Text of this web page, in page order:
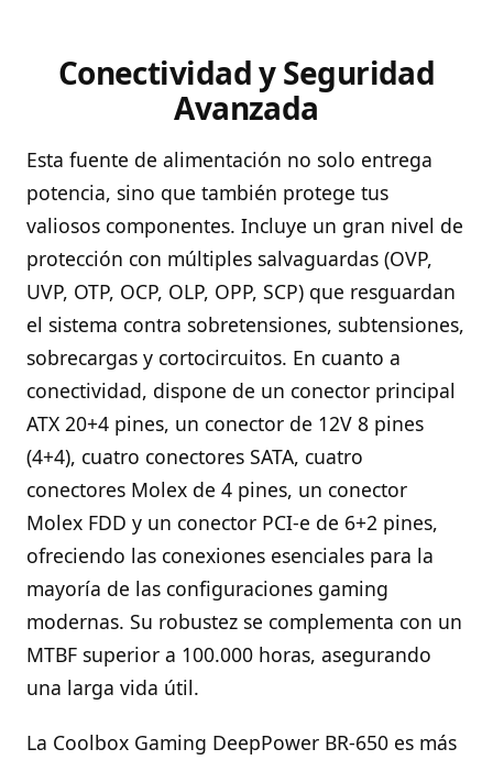
Conectividad y Seguridad
Avanzada
Esta fuente de alimentación no solo entrega
potencia, sino que también protege tus
valiosos componentes. Incluye un gran nivel de
protección con múltiples salvaguardas (OVP,
UVP, OTP, OCP, OLP, OPP, SCP) que resguardan
el sistema contra sobretensiones, subtensiones,
sobrecargas y cortocircuitos. En cuanto a
conectividad, dispone de un conector principal
ATX 20+4 pines, un conector de 12V 8 pines
(4+4), cuatro conectores SATA, cuatro
conectores Molex de 4 pines, un conector
Molex FDD y un conector PCI-e de 6+2 pines,
ofreciendo las conexiones esenciales para la
mayoría de las configuraciones gaming
modernas. Su robustez se complementa con un
MTBF superior a 100.000 horas, asegurando
una larga vida útil.
La Coolbox Gaming DeepPower BR-650 es más